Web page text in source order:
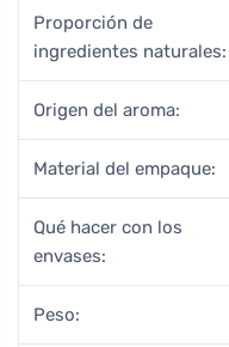
Proporción de
ingredientes naturales:
Origen del aroma:
Material del empaque:
Qué hacer con los
envases:
Peso: